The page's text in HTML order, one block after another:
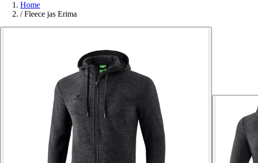
Home
/ Fleece jas Erima